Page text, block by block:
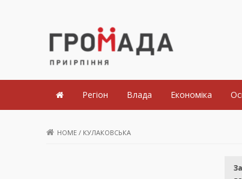
Громада
Регіон Влада Економіка
HOME / КУЛАКОВСЬКА